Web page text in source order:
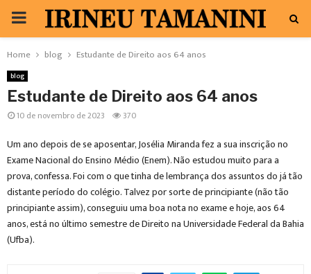
PRIMARY
MENU
Home blog Estudante de Direito aos 64 anos
blog
Estudante de Direito aos 64 anos
10 de novembro de 2023 370
Um ano depois de se aposentar, Josélia Miranda fez a sua inscrição no
Exame Nacional do Ensino Médio (Enem). Não estudou muito para a
prova, confessa. Foi com o que tinha de lembrança dos assuntos do já tão
distante período do colégio. Talvez por sorte de principiante (não tão
principiante assim), conseguiu uma boa nota no exame e hoje, aos 64
anos, está no último semestre de Direito na Universidade Federal da Bahia
(Ufba).